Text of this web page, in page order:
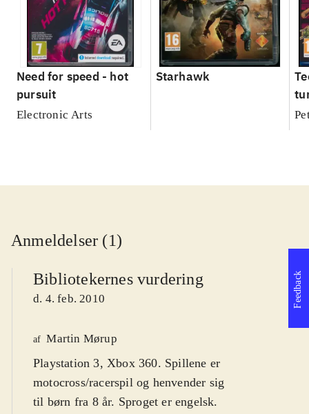
Need for speed - hot
pursuit
Electronic Arts
Starhawk
Anmeldelser (1)
Bibliotekernes vurdering
d. 4. feb. 2010
af Martin Mørup
Playstation 3, Xbox 360. Spillene er
motocross/racerspil og henvender sig
til børn fra 8 år. Sproget er engelsk.
Feedback